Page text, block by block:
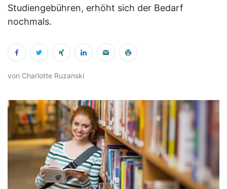
Studiengebühren, erhöht sich der Bedarf
nochmals.
von Charlotte Ruzanski